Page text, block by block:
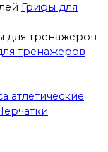
Грифы для
тренажеров
атлетические